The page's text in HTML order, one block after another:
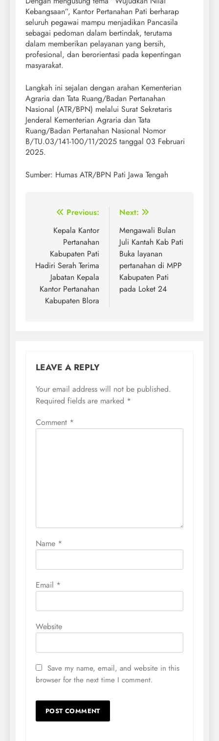
Kebangsaan”, Kantor Pertanahan Pati berharap
seluruh pegawai mampu menjadikan Pancasila
sebagai pedoman dalam bertindak, terutama
dalam memberikan pelayanan yang bersih,
profesional, dan berorientasi pada kepentingan
masyarakat.
​Langkah ini sejalan dengan arahan Kementerian
Agraria dan Tata Ruang/Badan Pertanahan
Nasional (ATR/BPN) melalui Surat Sekretaris
Jenderal Kementerian Agraria dan Tata
Ruang/Badan Pertanahan Nasional Nomor
B/TU.03/141-100/11/2025 tanggal 03 Februari
2025.
Sumber: Humas ATR/BPN Pati Jawa Tengah
Post
navigation
Previous:
Kepala Kantor
Pertanahan
Kabupaten Pati
Hadiri Serah Terima
Jabatan Kepala
Kantor Pertanahan
Kabupaten Blora
Next:
Mengawali Bulan
Juli Kantah Kab Pati
Buka layanan
pertanahan di MPP
Kabupaten Pati
pada Loket 24
LEAVE A REPLY
Your email address will not be published.
Required fields are marked *
Comment *
Name *
Email *
Website
Save my name, email, and website in this
browser for the next time I comment.